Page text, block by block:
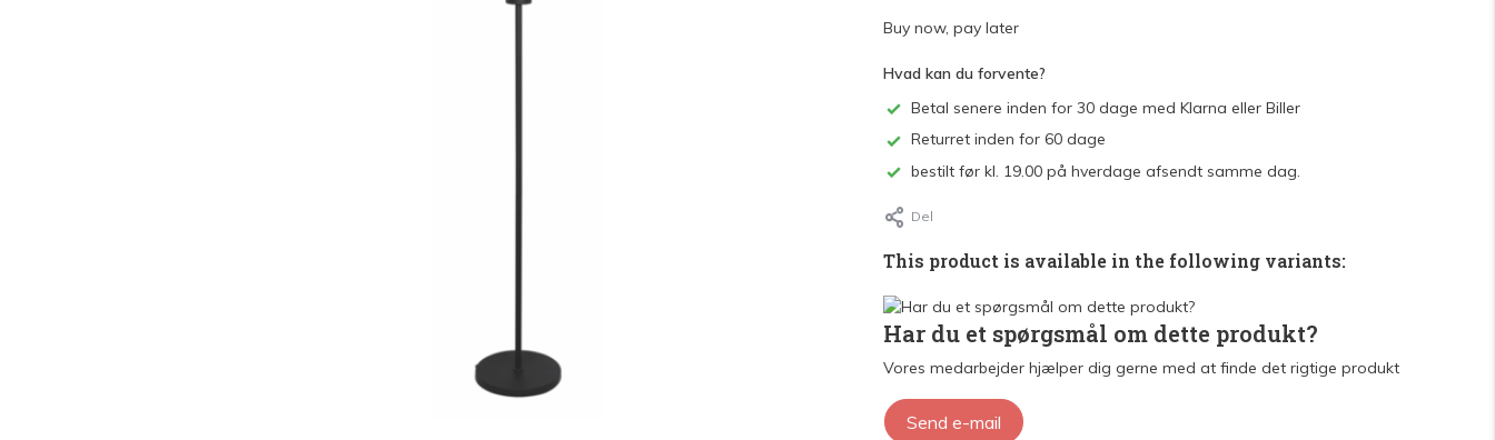
Buy now, pay later
Hvad kan du forvente?
Betal senere inden for 30 dage med Klarna eller Biller
Returret inden for 60 dage
bestilt før kl. 19.00 på hverdage afsendt samme dag.
Del
This product is available in the following variants:
Har du et spørgsmål om dette produkt?
Vores medarbejder hjælper dig gerne med at finde det rigtige produkt
Send e-mail